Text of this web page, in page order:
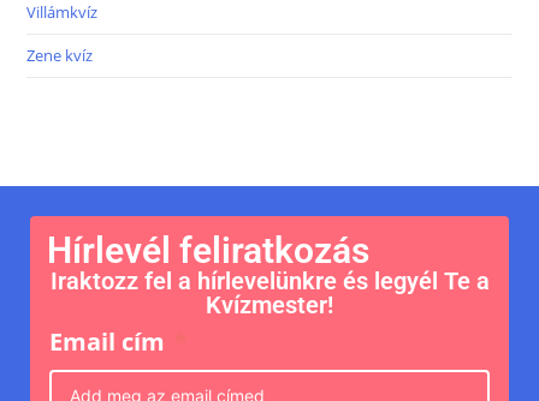
Villámkvíz
Zene kvíz
Hírlevél feliratkozás
Iraktozz fel a hírlevelünkre és legyél Te a
Kvízmester!
Email cím